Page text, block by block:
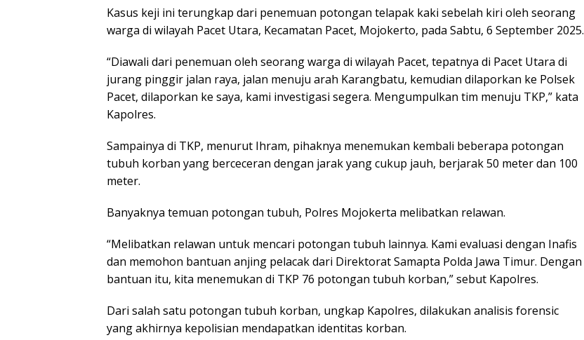
Kasus keji ini terungkap dari penemuan potongan telapak kaki sebelah kiri oleh seorang
warga di wilayah Pacet Utara, Kecamatan Pacet, Mojokerto, pada Sabtu, 6 September 2025.
“Diawali dari penemuan oleh seorang warga di wilayah Pacet, tepatnya di Pacet Utara di
jurang pinggir jalan raya, jalan menuju arah Karangbatu, kemudian dilaporkan ke Polsek
Pacet, dilaporkan ke saya, kami investigasi segera. Mengumpulkan tim menuju TKP,” kata
Kapolres.
Sampainya di TKP, menurut Ihram, pihaknya menemukan kembali beberapa potongan
tubuh korban yang berceceran dengan jarak yang cukup jauh, berjarak 50 meter dan 100
meter.
Banyaknya temuan potongan tubuh, Polres Mojokerta melibatkan relawan.
“Melibatkan relawan untuk mencari potongan tubuh lainnya. Kami evaluasi dengan Inafis
dan memohon bantuan anjing pelacak dari Direktorat Samapta Polda Jawa Timur. Dengan
bantuan itu, kita menemukan di TKP 76 potongan tubuh korban,” sebut Kapolres.
Dari salah satu potongan tubuh korban, ungkap Kapolres, dilakukan analisis forensic
yang akhirnya kepolisian mendapatkan identitas korban.